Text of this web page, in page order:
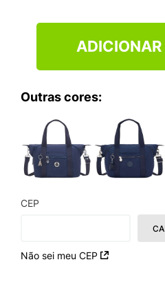
ADICIONAR
Outras cores:
CEP
Não sei meu CEP